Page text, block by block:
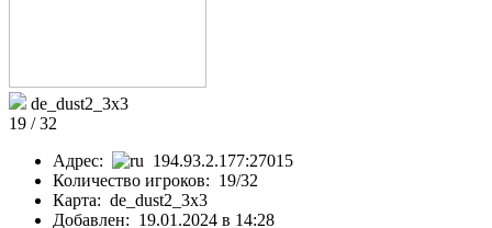
de_dust2_3x3
19 / 32
Адрес:
194.93.2.177:27015
Количество игроков: 19/32
Карта: de_dust2_3x3
Добавлен: 19.01.2024 в 14:28